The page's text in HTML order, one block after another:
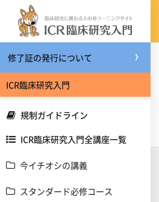
メインコンテンツへスキップする
修了証の発行について
ICR臨床研究入門
規制ガイドライン
ICR臨床研究入門全講座一覧
今イチオシの講義
スタンダード必修コース